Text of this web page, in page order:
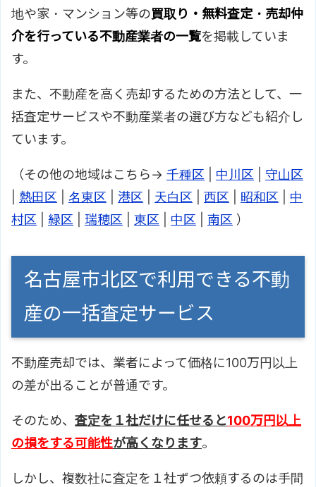
地や家・マンション等の買取り・無料査定・売却仲
介を行っている不動産業者の一覧を掲載していま
す。
また、不動産を高く売却するための方法として、一
括査定サービスや不動産業者の選び方なども紹介し
ています。
（その他の地域はこちら→ 千種区 中川区
守山区
熱田区 名東区 港区 天白区 西区 昭和区
中
村区
緑区 瑞穂区 東区 中区 南区 ）
名古屋市北区で利用できる不動
産の一括査定サービス
不動産売却では、業者によって価格に100万円以上
の差が出ることが普通です。
そのため、 査定を１社だけに任せると100万円以上
の損をする可能性が高くなります。
しかし、複数社に査定を１社ずつ依頼するのは手間